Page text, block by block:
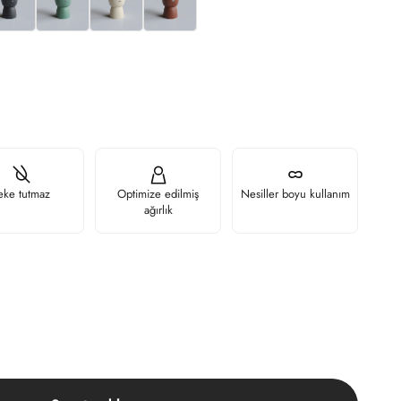
tutmaz
Optimize edilmiş
ağırlık
Nesiller boyu kullanım